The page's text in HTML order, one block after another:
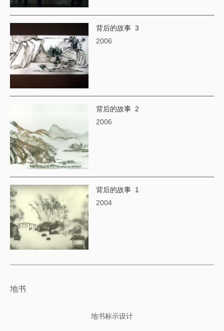
背后的故事 3
2006
背后的故事 2
2006
背后的故事 1
2004
地书
地书标示设计